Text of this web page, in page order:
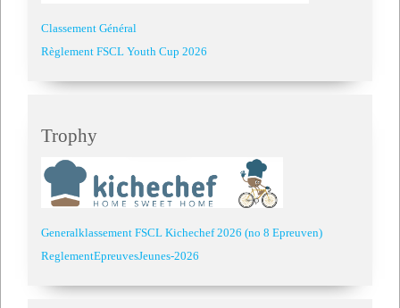
Classement Général
Règlement FSCL Youth Cup 2026
Trophy
Generalklassement FSCL Kichechef 2026 (no 8 Epreuven)
ReglementEpreuvesJeunes-2026